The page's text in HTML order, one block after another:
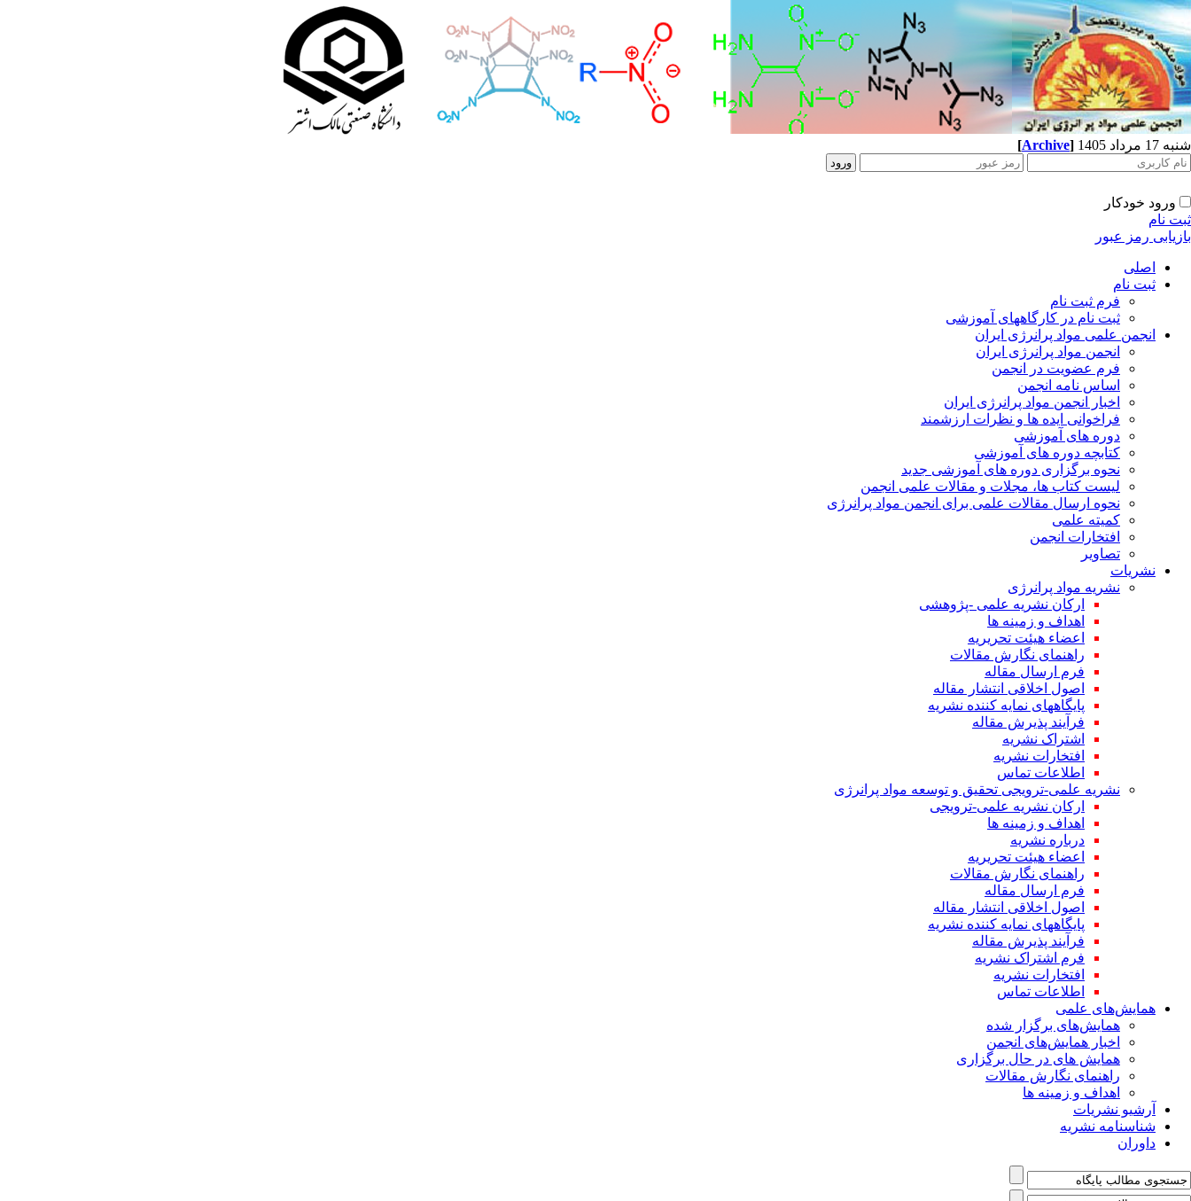
شنبه 17 مرداد 1405 [Archive]
ورود خودکار
ثبت نام
بازیابی رمز عبور
اصلی
ثبت نام
فرم ثبت نام
ثبت نام در کارگاههای آموزشی
انجمن علمی مواد پرانرژی ایران
انجمن مواد پرانرژی ایران
فرم عضویت در انجمن
اساس نامه انجمن
اخبار انجمن مواد پرانرژی ایران
فراخوانی ایده ها و نظرات ارزشمند
دوره های آموزشی
کتابچه دوره های آموزشی
نحوه برگزاری دوره های آموزشی جدید
لیست کتاب ها، مجلات و مقالات علمی انجمن
نحوه ارسال مقالات علمی برای انجمن مواد پرانرژی
کمیته علمی
افتخارات انجمن
تصاویر
نشریات
نشریه مواد پرانرژی
ارکان نشریه علمی -پژوهشی
اهداف و زمینه ها
اعضاء هیئت تحریریه
راهنمای نگارش مقالات
فرم ارسال مقاله
اصول اخلاقی انتشار مقاله
پایگاههای نمایه کننده نشریه
فرآیند پذیرش مقاله
اشتراک نشریه
افتخارات نشریه
اطلاعات تماس
نشریه علمی-ترویجی تحقیق و توسعه مواد پرانرژی
ارکان نشریه علمی-ترویجی
اهداف و زمینه ها
درباره نشریه
اعضاء هیئت تحریریه
راهنمای نگارش مقالات
فرم ارسال مقاله
اصول اخلاقی انتشار مقاله
پایگاههای نمایه کننده نشریه
فرآیند پذیرش مقاله
فرم اشتراک نشریه
افتخارات نشریه
اطلاعات تماس
همایش‌های علمی
همایش‌های برگزار شده
اخبار همایش‌های انجمن
همایش های در حال برگزاری
راهنمای نگارش مقالات
اهداف و زمینه ها
آرشیو نشریات
شناسنامه نشریه
داوران